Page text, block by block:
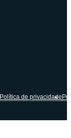
Política de privacidade